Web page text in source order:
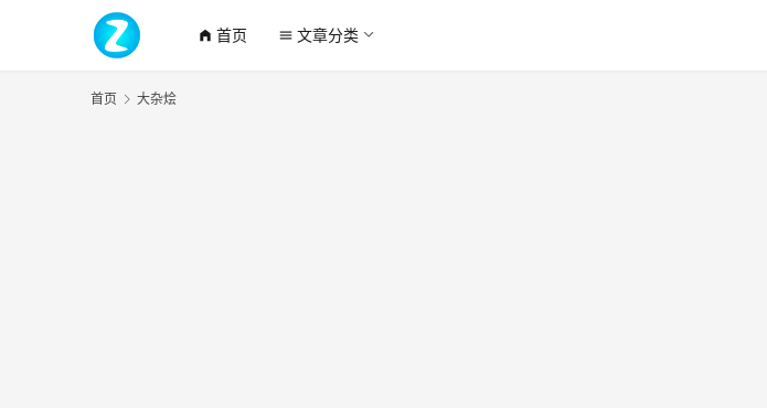
home_filled 首页 menu 文章分类
首页 大杂烩